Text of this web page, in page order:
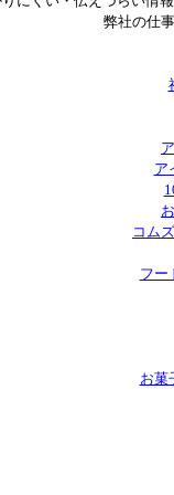
弊社の仕
ア
コム
フー
お菓